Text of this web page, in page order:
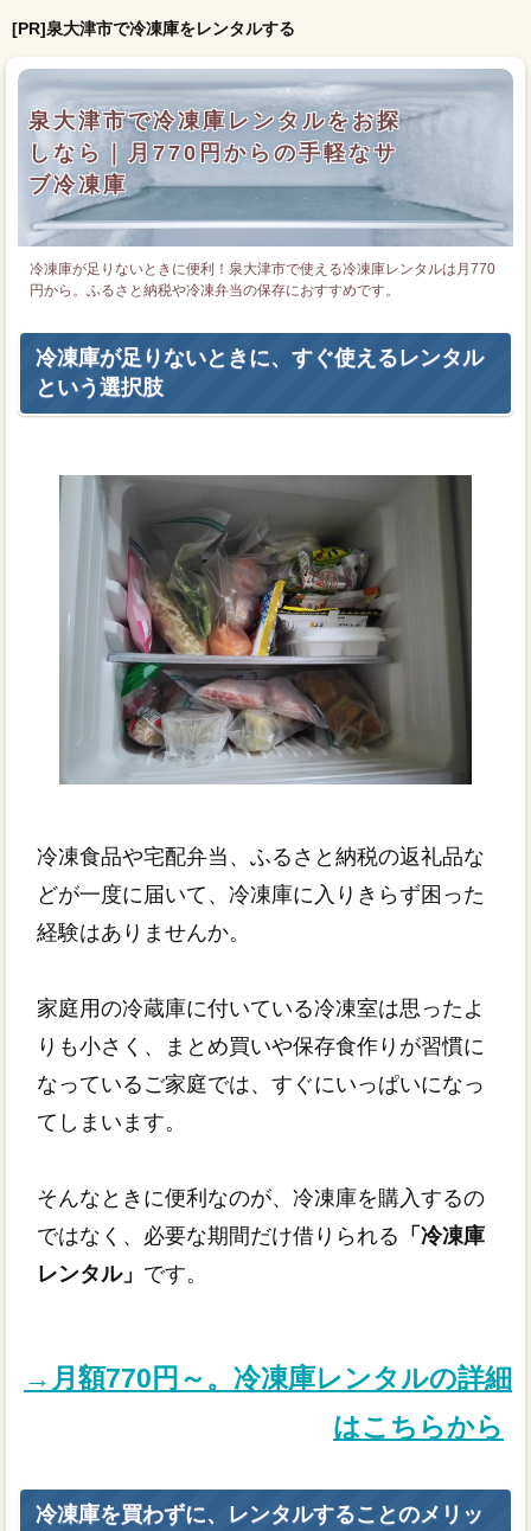
[PR]泉大津市で冷凍庫をレンタルする
泉大津市で冷凍庫レンタルをお探
しなら｜月770円からの手軽なサ
ブ冷凍庫
冷凍庫が足りないときに便利！泉大津市で使える冷凍庫レンタルは月770
円から。ふるさと納税や冷凍弁当の保存におすすめです。
冷凍庫が足りないときに、すぐ使えるレンタル
という選択肢
冷凍食品や宅配弁当、ふるさと納税の返礼品な
どが一度に届いて、冷凍庫に入りきらず困った
経験はありませんか。
家庭用の冷蔵庫に付いている冷凍室は思ったよ
りも小さく、まとめ買いや保存食作りが習慣に
なっているご家庭では、すぐにいっぱいになっ
てしまいます。
そんなときに便利なのが、冷凍庫を購入するの
ではなく、必要な期間だけ借りられる 「冷凍庫
レンタル」 です。
→月額770円～。冷凍庫レンタルの詳細
はこちらから
冷凍庫を買わずに、レンタルすることのメリッ